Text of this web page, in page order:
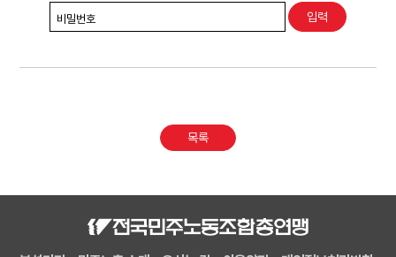
비밀번호
목록
권리찾기수첩 검색
찾아보기